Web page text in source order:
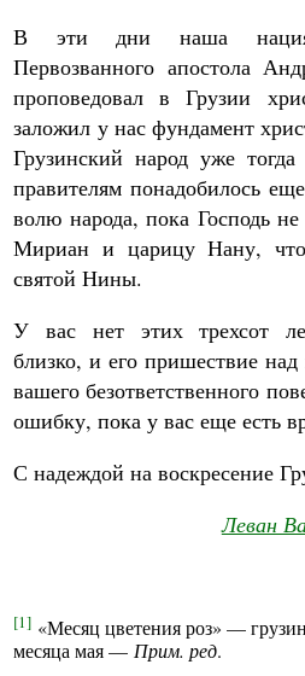
В эти дни наша нация
Первозванного апостола
проповедовал в Грузии
заложил у нас фундамент
Грузинский народ уже
правителям понадобилось
волю народа, пока Господь
Мириан и царицу Нану,
святой Нины.
У вас нет этих трехсот
близко, и его пришествие над
вашего безответственного
ошибку, пока у вас еще есть
С надеждой на воскресение
Леван
[1] «Месяц цветения роз» —
месяца мая — Прим. ред.